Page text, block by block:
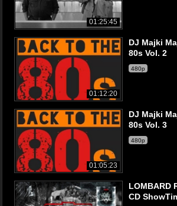
01:25:45
01:12:20
DJ Majki
80s Vol. 2
480p
01:05:23
DJ Majki
80s Vol. 3
480p
LOMBARD
CD